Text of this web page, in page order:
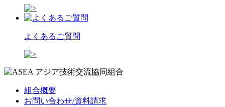
よくあるご質問
組合概要
お問い合わせ/資料請求